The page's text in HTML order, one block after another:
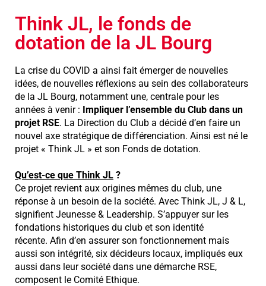
Think JL, le fonds de
dotation de la JL Bourg
La crise du COVID a ainsi fait émerger de nouvelles
idées, de nouvelles réflexions au sein des collaborateurs
de la JL Bourg, notamment une, centrale pour les
années à venir : Impliquer l’ensemble du Club dans un
projet RSE. La Direction du Club a décidé d’en faire un
nouvel axe stratégique de différenciation. Ainsi est né le
projet « Think JL » et son Fonds de dotation.
Qu’est-ce que Think JL ?
Ce projet revient aux origines mêmes du club, une
réponse à un besoin de la société. Avec Think JL, J & L,
signifient Jeunesse & Leadership. S’appuyer sur les
fondations historiques du club et son identité
récente. Afin d’en assurer son fonctionnement mais
aussi son intégrité, six décideurs locaux, impliqués eux
aussi dans leur société dans une démarche RSE,
composent le Comité Ethique.